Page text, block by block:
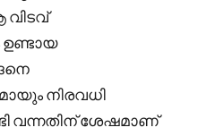
വിടവ്
നിരവധി
വന്നതിന് ശേഷമാണ്